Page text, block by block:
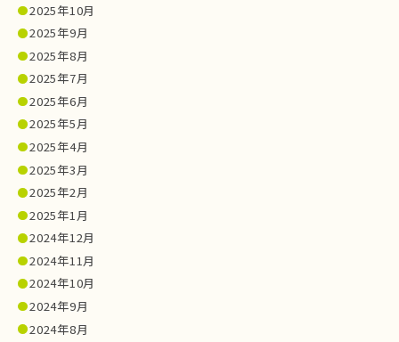
2025年10月
2025年9月
2025年8月
2025年7月
2025年6月
2025年5月
2025年4月
2025年3月
2025年2月
2025年1月
2024年12月
2024年11月
2024年10月
2024年9月
2024年8月